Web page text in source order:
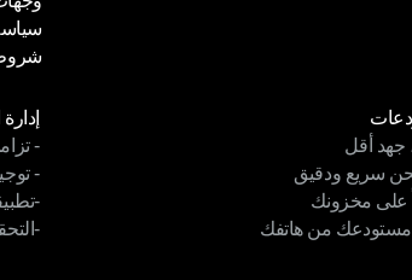
جهد أقل
جهد أقل
سريع ودقيق
سريع ودقيق
على مخزونك
على مخزونكمن هاتفك
-
-
-
-
-
-
-